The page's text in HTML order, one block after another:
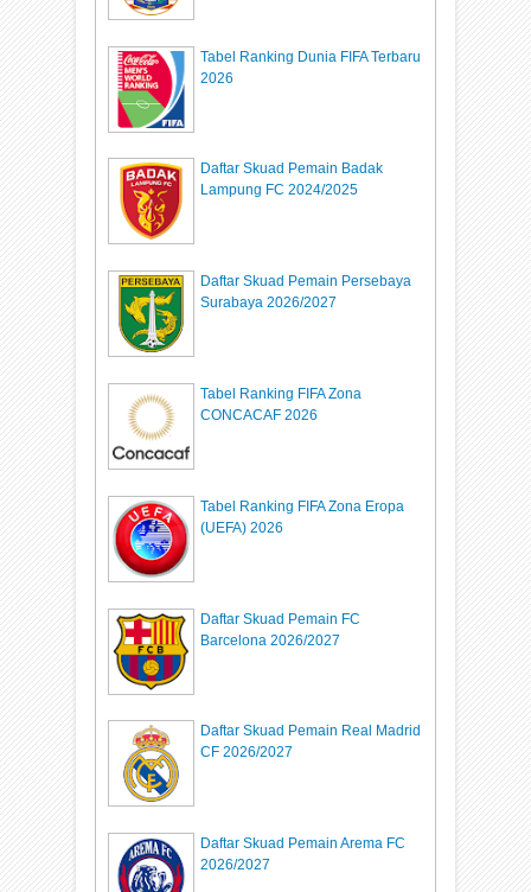
Tabel Ranking Dunia FIFA Terbaru
2026
Daftar Skuad Pemain Badak
Lampung FC 2024/2025
Daftar Skuad Pemain Persebaya
Surabaya 2026/2027
Tabel Ranking FIFA Zona
CONCACAF 2026
Tabel Ranking FIFA Zona Eropa
(UEFA) 2026
Daftar Skuad Pemain FC
Barcelona 2026/2027
Daftar Skuad Pemain Real Madrid
CF 2026/2027
Daftar Skuad Pemain Arema FC
2026/2027